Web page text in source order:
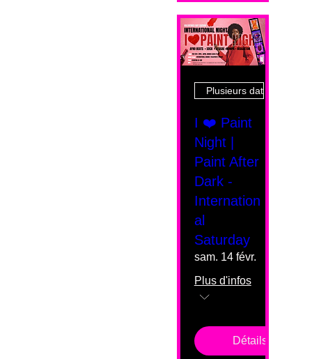
Plusieurs dates
I ❤️ Paint
Night |
Paint After
Dark -
Internation
al
Saturday
sam. 14 févr.
Plus d'infos
Détails